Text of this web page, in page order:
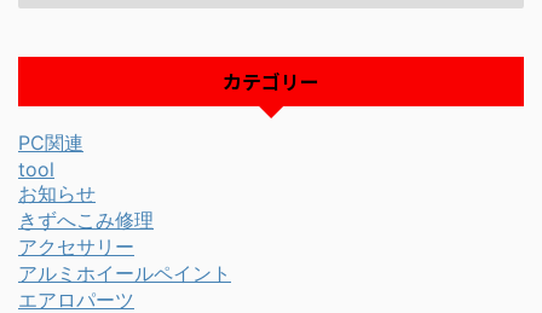
カテゴリー
PC関連
tool
お知らせ
きずへこみ修理
アクセサリー
アルミホイールペイント
エアロパーツ